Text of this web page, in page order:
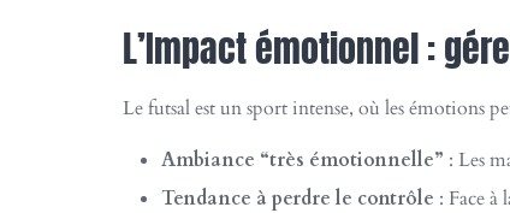
L’Impact émotionnel :
Le futsal est un sport intense, où les émotions
Ambiance “très émotionnelle” : Les
Tendance à perdre le contrôle : Face